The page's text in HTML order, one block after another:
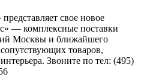
свое новое
— комплексные поставки
Москвы и ближайшего
товаров,
Звоните по тел: (495)